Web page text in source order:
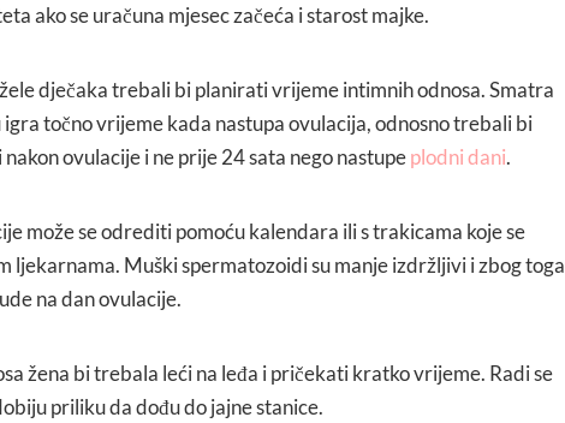
ako se uračuna mjesec začeća i starost majke.
dječaka trebali bi planirati vrijeme intimnih odnosa. Smatra
igra točno vrijeme kada nastupa ovulacija, odnosno trebali bi
ovulacije i ne prije 24 sata nego nastupeplodni dani.
može se odrediti pomoću kalendara ili s trakicama koje se
ljekarnama. Muški spermatozoidi su manje izdržljivi i zbog toga
na dan ovulacije.
žena bi trebala leći na leđa i pričekati kratko vrijeme. Radi se
priliku da dođu do jajne stanice.